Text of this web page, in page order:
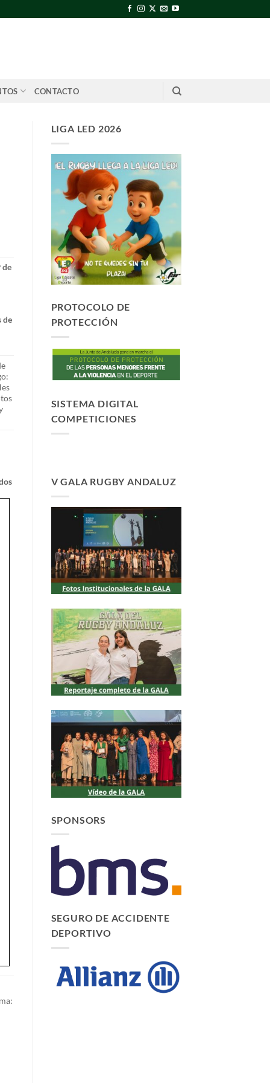
CONTACTO
de
de
LIGA LED 2026
PROTOCOLO DE
PROTECCIÓN
SISTEMA DIGITAL
COMPETICIONES
V GALA RUGBY ANDALUZ
SPONSORS
SEGURO DE ACCIDENTE
DEPORTIVO